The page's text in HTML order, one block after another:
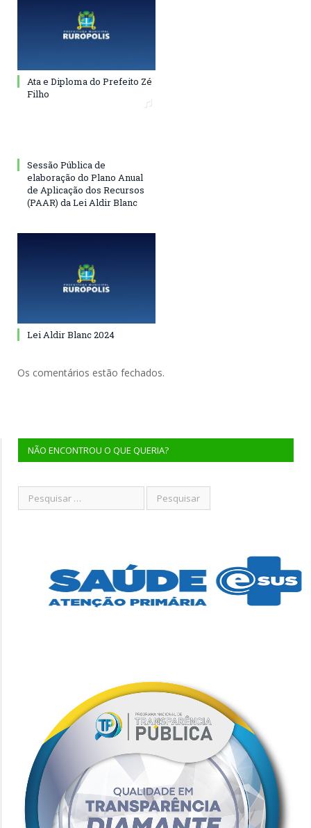
Ata e Diploma do Prefeito Zé
Filho
Sessão Pública de
elaboração do Plano Anual
de Aplicação dos Recursos
(PAAR) da Lei Aldir Blanc
Lei Aldir Blanc 2024
Os comentários estão fechados.
NÃO ENCONTROU O QUE QUERIA?